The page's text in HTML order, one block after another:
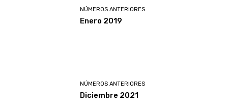
NÚMEROS ANTERIORES
Enero 2019
NÚMEROS ANTERIORES
Diciembre 2021